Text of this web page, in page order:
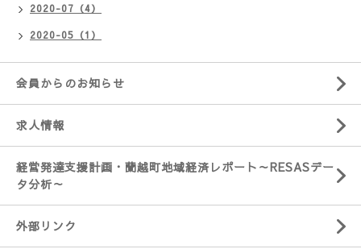
2020-07（4）
2020-05（1）
会員からのお知らせ
求人情報
経営発達支援計画・蘭越町地域経済レポート～RESASデー
タ分析～
外部リンク